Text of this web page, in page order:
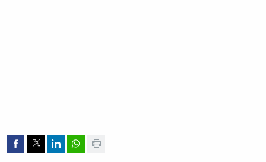
Compartir por Facebook
Compartir por Twitter
Compartir por Linkedin
Compartir por whatsapp
Imprimir